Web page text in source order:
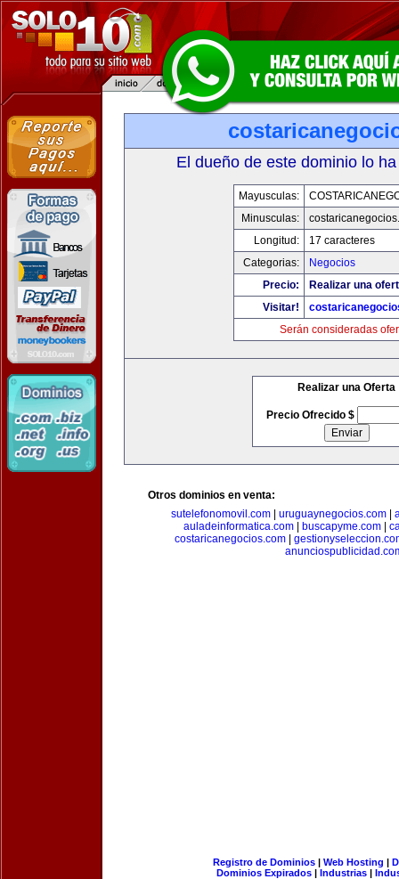
El dueño de este dominio lo
Mayusculas:
Minusculas:
Longitud:
17 caracteres
Categorias:
Negocios
Precio:
Realizar una
Visitar!
Serán consideradas
Realizar una Oferta
Precio Ofrecido $
Otros dominios en venta:
sutelefonomovil.com| uruguaynegocios.com|
auladeinformatica.com| buscapyme.com|
costaricanegocios.com|
Registro de Dominios| Web Hosting |
Dominios Expirados | Industrias |